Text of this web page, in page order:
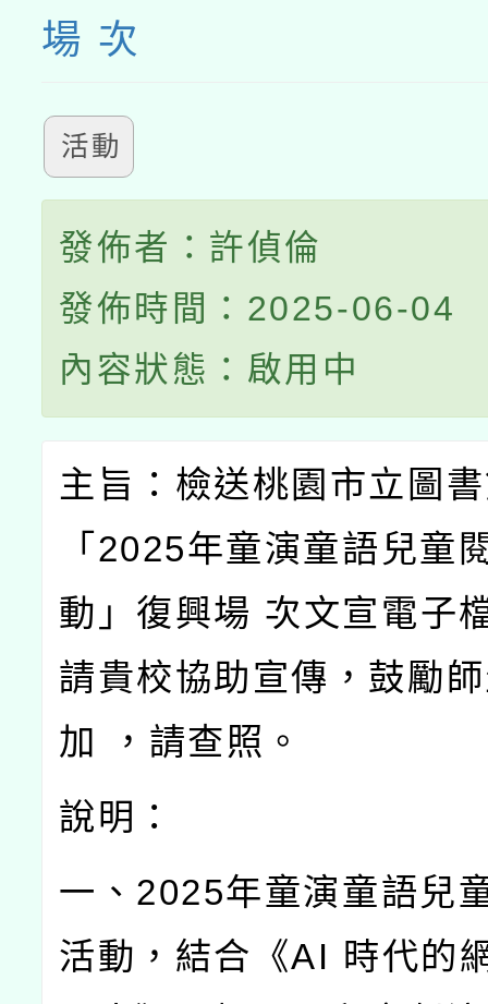
場 次
活動
發佈者：許偵倫
發佈時間：2025-06-04
內容狀態：啟用中
主旨：檢送桃園市立圖
「 2025年童演童語兒童
動」復興場 次文宣電子
請貴校協助宣傳，鼓勵
加
，請查照。
說明：
一、 2025年童演童語兒
活動，結合《AI 時代的